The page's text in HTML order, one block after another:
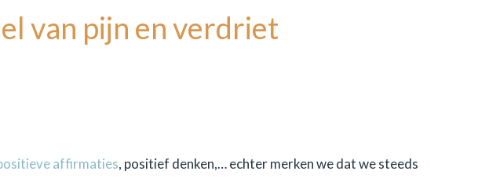
van pijn en verdriet
affirmaties, positief denken,… echter merken we dat we steeds